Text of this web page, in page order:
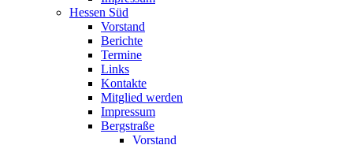
Hessen Süd
Vorstand
Berichte
Termine
Links
Kontakte
Mitglied werden
Impressum
Bergstraße
Vorstand